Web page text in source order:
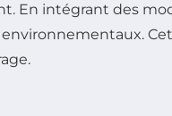
En intégrant des